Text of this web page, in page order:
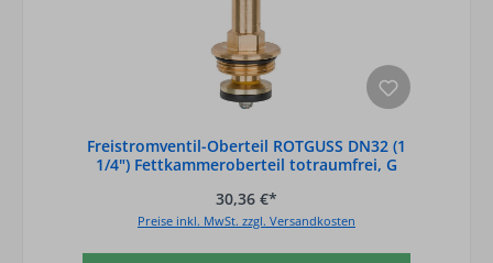
Freistromventil-Oberteil ROTGUSS DN32 (1
1/4") Fettkammeroberteil totraumfrei, G
30,36 €*
Preise inkl. MwSt. zzgl. Versandkosten